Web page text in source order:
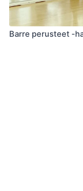
Barre perusteet -